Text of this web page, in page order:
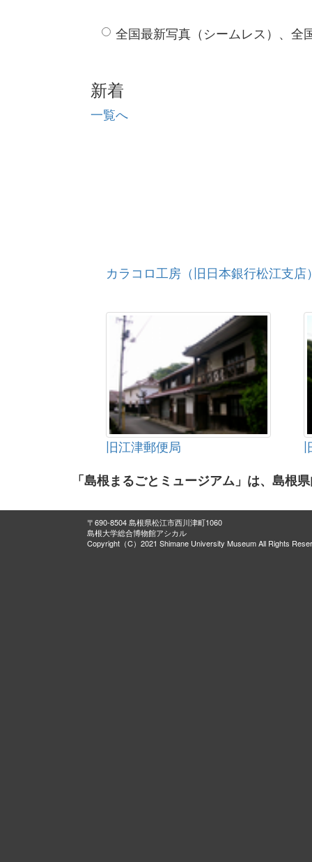
全国最新写真（シームレス）、全
新着
一覧へ
カラコロ工房（旧日本銀行松江支店
旧江津郵便局
「島根まるごとミュージアム」は、島根
〒690-8504 島根県松江市西川津町1060
島根大学総合博物館アシカル
Copyright（C）2021 Shimane University Museum All Rights